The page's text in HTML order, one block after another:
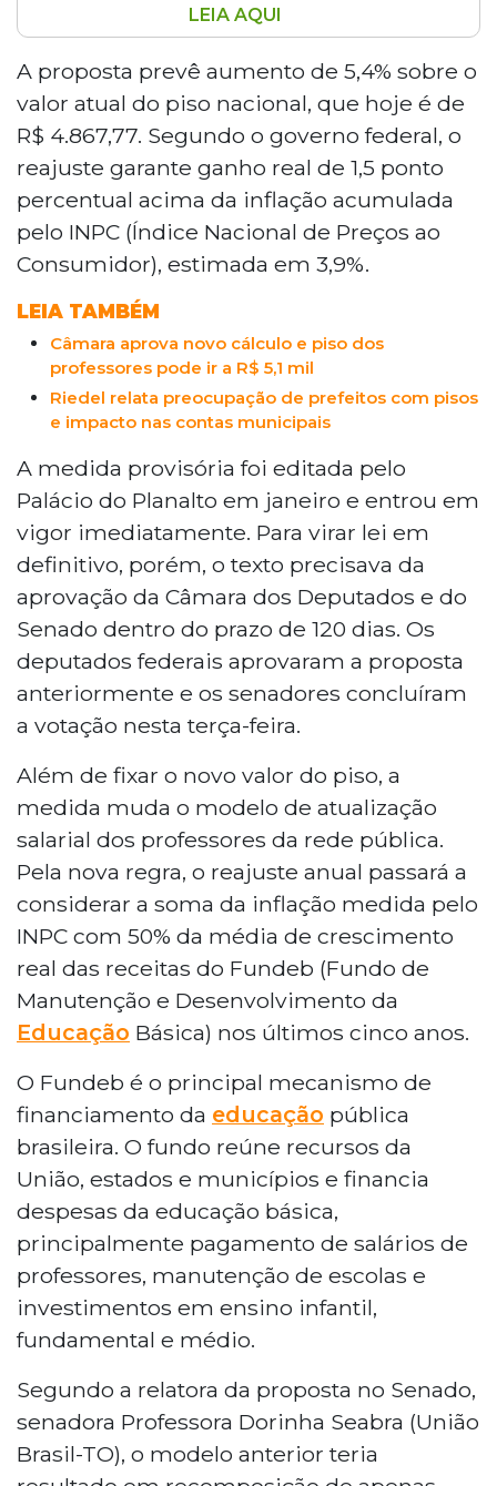
O Senado Federal aprovou a medida
provisória que reajusta o piso salarial dos
professores da educação básica para R$
5.130,63 em 2026, aumento de 5,4% sobre
o valor atual de R$ 4.867,77. A nova
fórmula de cálculo considera o INPC mais
50% do crescimento real do Fundeb nos
últimos cinco anos. O texto segue para
sanção do presidente Lula e terá impacto
estimado de R$ 6,4 bilhões nas contas
públicas.
LEIA AQUI
A proposta prevê aumento de 5,4% sobre o
valor atual do piso nacional, que hoje é de
R$ 4.867,77. Segundo o governo federal, o
reajuste garante ganho real de 1,5 ponto
percentual acima da inflação acumulada
pelo INPC (Índice Nacional de Preços ao
Consumidor), estimada em 3,9%.
LEIA TAMBÉM
Câmara aprova novo cálculo e piso dos
professores pode ir a R$ 5,1 mil
Riedel relata preocupação de prefeitos com pisos
e impacto nas contas municipais
A medida provisória foi editada pelo
Palácio do Planalto em janeiro e entrou em
vigor imediatamente. Para virar lei em
definitivo, porém, o texto precisava da
aprovação da Câmara dos Deputados e do
Senado dentro do prazo de 120 dias. Os
deputados federais aprovaram a proposta
anteriormente e os senadores concluíram
a votação nesta terça-feira.
Além de fixar o novo valor do piso, a
medida muda o modelo de atualização
salarial dos professores da rede pública.
Pela nova regra, o reajuste anual passará a
considerar a soma da inflação medida pelo
INPC com 50% da média de crescimento
real das receitas do Fundeb (Fundo de
Manutenção e Desenvolvimento da
Educação Básica) nos últimos cinco anos.
O Fundeb é o principal mecanismo de
financiamento da educação pública
brasileira. O fundo reúne recursos da
União, estados e municípios e financia
despesas da educação básica,
principalmente pagamento de salários de
professores, manutenção de escolas e
investimentos em ensino infantil,
fundamental e médio.
Segundo a relatora da proposta no Senado,
senadora Professora Dorinha Seabra (União
Brasil-TO), o modelo anterior teria